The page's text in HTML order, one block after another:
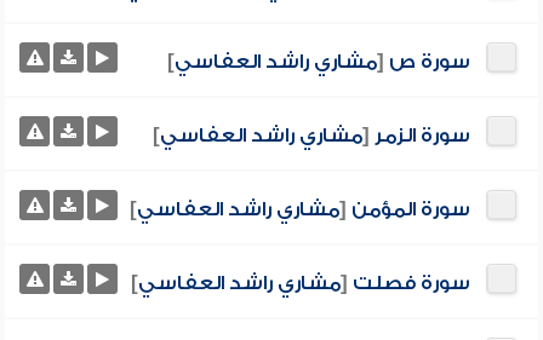
سورة ص [مشاري راشد العفاسي]
سورة الزمر [مشاري راشد العفاسي]
سورة المؤمن [مشاري راشد العفاسي]
سورة فصلت [مشاري راشد العفاسي]